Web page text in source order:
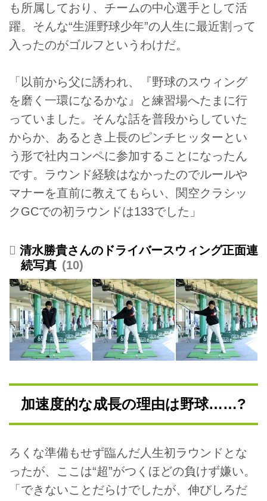
も所属しており、チームの中心選手として活
躍。そんな“生涯野球少年”の人生に最近割って
入ったのがゴルフというわけだ。
「以前から父に誘われ、『野球のスウィング
を磨く一環になるかな』と練習場へたまに行
っていました。そんな話を普段からしていた
からか、あるとき上長のピンチヒッターとい
う形で社内コンペに参加することになったん
です。ラウンド経験はなかったのでルールや
マナーを直前に教えてもらい、関空クラシッ
クGCでの初ラウンドは133でした」
清水勝貴さんのドライバースウィング正面連
続写真
10
加速度的な成長の理由は野球……?
ろくな準備もせず臨んだ人生初ラウンドとな
ったが、ここは“超”がつくほどの負けず嫌い。
「できないことだらけでしたが、伸びしろだ